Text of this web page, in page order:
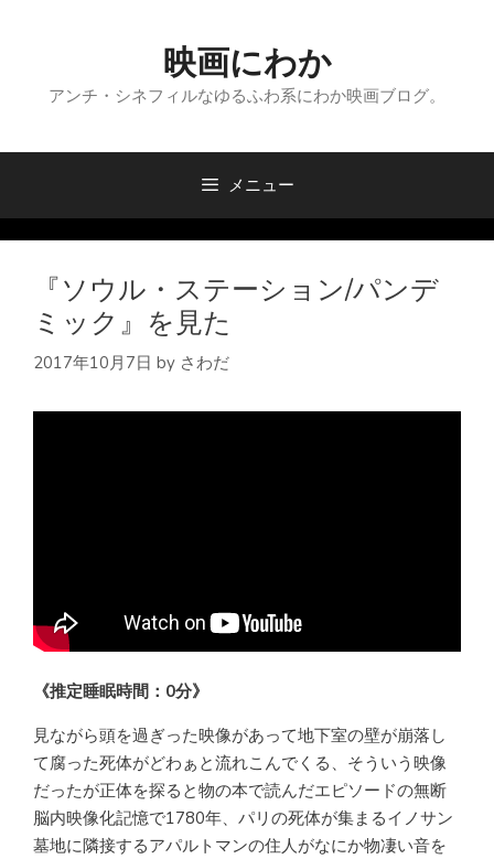
へ
映画にわか
アンチ・シネフィルなゆるふわ系にわか映画ブログ。
メニュー
『ソウル・ステーション/パンデ
ミック』を見た
2017年10月7日 by さわだ
《推定睡眠時間：0分》
見ながら頭を過ぎった映像があって地下室の壁が崩落し
て腐った死体がどわぁと流れこんでくる、そういう映像
だったが正体を探ると物の本で読んだエピソードの無断
脳内映像化記憶で1780年、パリの死体が集まるイノサン
墓地に隣接するアパルトマンの住人がなにか物凄い音を